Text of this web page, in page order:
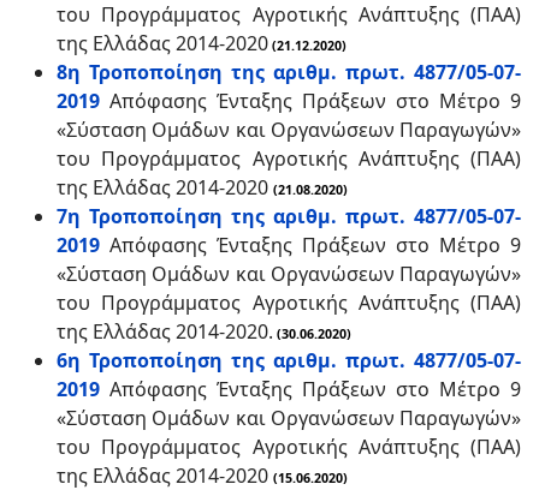
του Προγράμματος Αγροτικής Ανάπτυξης (ΠΑΑ)
της Ελλάδας 2014-2020 (21.12.2020)
8η Τροποποίηση της αριθμ. πρωτ. 4877/05-07-
2019 Απόφασης Ένταξης Πράξεων στο Μέτρο 9
«Σύσταση Ομάδων και Οργανώσεων Παραγωγών»
του Προγράμματος Αγροτικής Ανάπτυξης (ΠΑΑ)
της Ελλάδας 2014-2020 (21.08.2020)
7η Τροποποίηση της αριθμ. πρωτ. 4877/05-07-
2019 Απόφασης Ένταξης Πράξεων στο Μέτρο 9
«Σύσταση Ομάδων και Οργανώσεων Παραγωγών»
του Προγράμματος Αγροτικής Ανάπτυξης (ΠΑΑ)
της Ελλάδας 2014-2020. (30.06.2020)
6η Τροποποίηση της αριθμ. πρωτ. 4877/05-07-
2019 Απόφασης Ένταξης Πράξεων στο Μέτρο 9
«Σύσταση Ομάδων και Οργανώσεων Παραγωγών»
του Προγράμματος Αγροτικής Ανάπτυξης (ΠΑΑ)
της Ελλάδας 2014-2020 (15.06.2020)